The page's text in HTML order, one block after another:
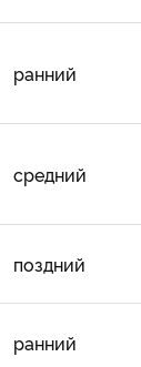
ранний
средний
поздний
ранний